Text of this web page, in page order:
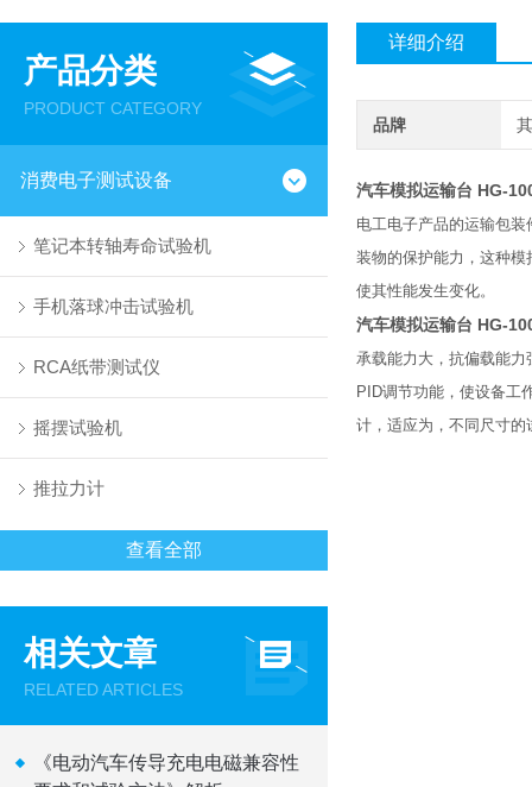
产品分类
PRODUCT CATEGORY
消费电子测试设备
笔记本转轴寿命试验机
手机落球冲击试验机
RCA纸带测试仪
摇摆试验机
推拉力计
查看全部
相关文章
RELATED ARTICLES
《电动汽车传导充电电磁兼容性
详细介绍
品牌
汽车模拟运输台 HG-
电工电子产品的运输包
装物的保护能力，这种
使其性能发生变化。
汽车模拟运输台 HG-
承载能力大，抗偏载能力
PID调节功能，使设备工
计，适应为，不同尺寸